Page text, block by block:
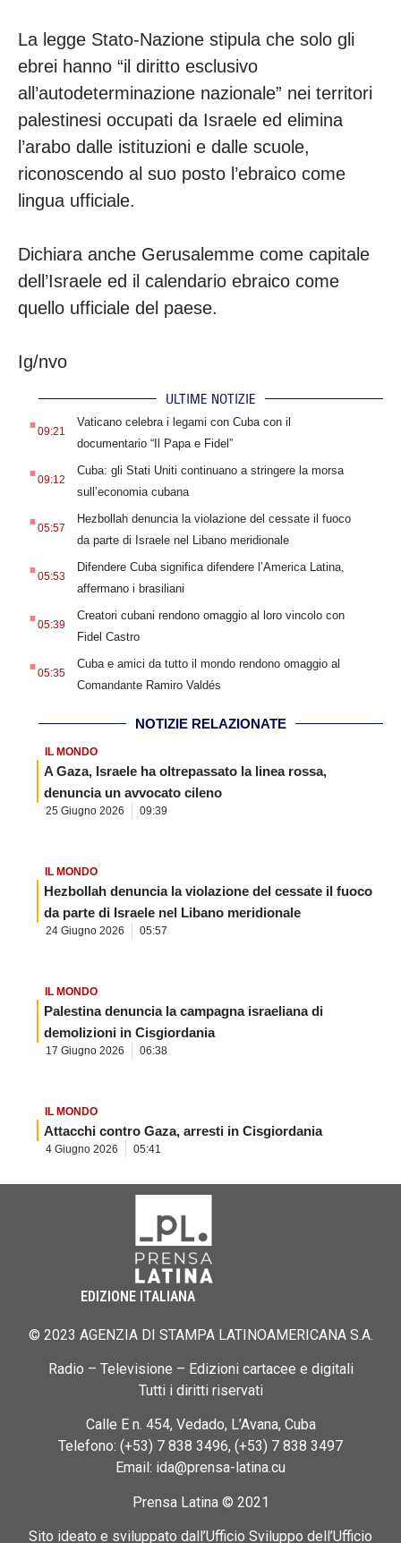
La legge Stato-Nazione stipula che solo gli
ebrei hanno “il diritto esclusivo
all’autodeterminazione nazionale” nei territori
palestinesi occupati da Israele ed elimina
l’arabo dalle istituzioni e dalle scuole,
riconoscendo al suo posto l’ebraico come
lingua ufficiale.
Dichiara anche Gerusalemme come capitale
dell’Israele ed il calendario ebraico come
quello ufficiale del paese.
Ig/nvo
ULTIME NOTIZIE
.09:21
Vaticano celebra i legami con Cuba con il
documentario “Il Papa e Fidel”
.09:12
Cuba: gli Stati Uniti continuano a stringere la morsa
sull’economia cubana
.05:57
Hezbollah denuncia la violazione del cessate il fuoco
da parte di Israele nel Libano meridionale
.05:53
Difendere Cuba significa difendere l’America Latina,
affermano i brasiliani
.05:39
Creatori cubani rendono omaggio al loro vincolo con
Fidel Castro
.05:35
Cuba e amici da tutto il mondo rendono omaggio al
Comandante Ramiro Valdés
NOTIZIE RELAZIONATE
IL MONDO
A Gaza, Israele ha oltrepassato la linea rossa,
denuncia un avvocato cileno
25 Giugno 2026 09:39
IL MONDO
Hezbollah denuncia la violazione del cessate il fuoco
da parte di Israele nel Libano meridionale
24 Giugno 2026 05:57
IL MONDO
Palestina denuncia la campagna israeliana di
demolizioni in Cisgiordania
17 Giugno 2026 06:38
IL MONDO
Attacchi contro Gaza, arresti in Cisgiordania
4 Giugno 2026 05:41
EDIZIONE ITALIANA
© 2023 AGENZIA DI STAMPA LATINOAMERICANA S.A.
Radio – Televisione – Edizioni cartacee e digitali
Tutti i diritti riservati
Calle E n. 454, Vedado, L’Avana, Cuba
Telefono: (+53) 7 838 3496, (+53) 7 838 3497
Email: ida@prensa-latina.cu
Prensa Latina © 2021
Sito ideato e sviluppato dall’Ufficio Sviluppo dell’Ufficio